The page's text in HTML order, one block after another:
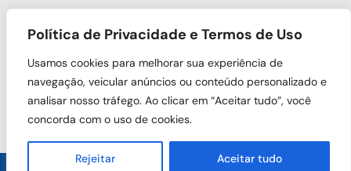
Política de Privacidade e Termos de Uso
Usamos cookies para melhorar sua experiência de
navegação, veicular anúncios ou conteúdo personalizado e
analisar nosso tráfego. Ao clicar em “Aceitar tudo”, você
concorda com o uso de cookies.
Rejeitar Aceitar tudo
Copyright © 2025 Prefeitura Municipal de Ibiá. Todos os direitos